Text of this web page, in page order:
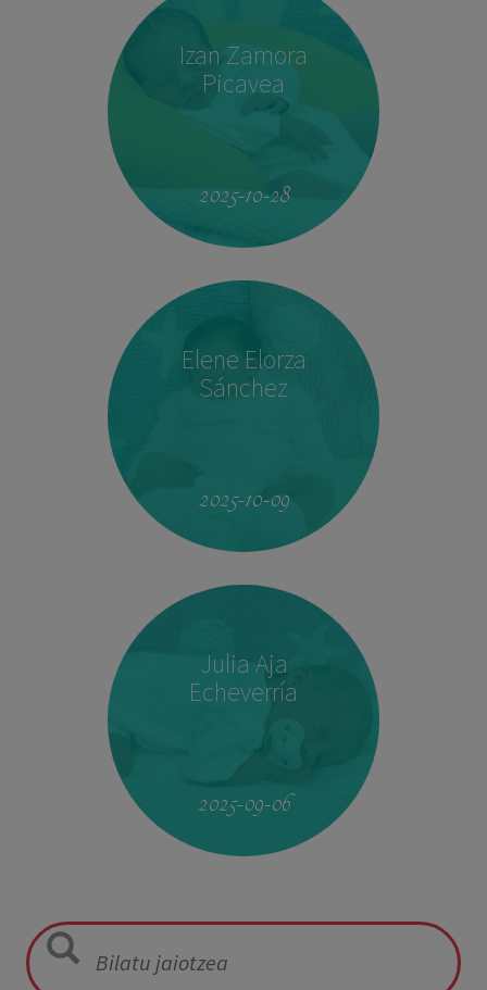
Izan Zamora
Picavea
2025-10-28
Elene Elorza
Sánchez
2025-10-09
Julia Aja
Echeverría
2025-09-06